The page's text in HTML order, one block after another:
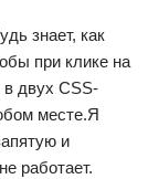
знает, как
при клике на
в двух CSS-
месте.Я
и
работает.